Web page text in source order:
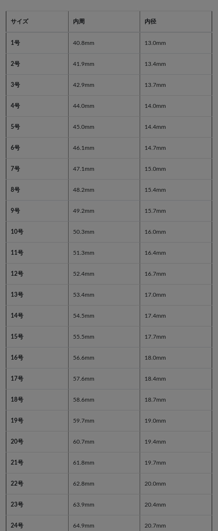
サイズ 内周 内径
1号 40.8mm 13.0mm
2号 41.9mm 13.4mm
3号 42.9mm 13.7mm
4号 44.0mm 14.0mm
5号 45.0mm 14.4mm
6号 46.1mm 14.7mm
7号 47.1mm 15.0mm
8号 48.2mm 15.4mm
9号 49.2mm 15.7mm
10号 50.3mm 16.0mm
11号 51.3mm 16.4mm
12号 52.4mm 16.7mm
13号 53.4mm 17.0mm
14号 54.5mm 17.4mm
15号 55.5mm 17.7mm
16号 56.6mm 18.0mm
17号 57.6mm 18.4mm
18号 58.6mm 18.7mm
19号 59.7mm 19.0mm
20号 60.7mm 19.4mm
21号 61.8mm 19.7mm
22号 62.8mm 20.0mm
23号 63.9mm 20.4mm
24号 64.9mm 20.7mm